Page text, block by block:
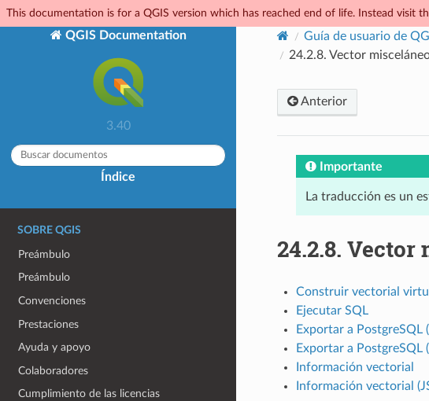
This documentation is for a QGIS version which has reached end of life. Instead visit
QGIS Documentation
3.40
Índice
SOBRE QGIS
Preámbulo
Preámbulo
Convenciones
Prestaciones
Ayuda y apoyo
Colaboradores
Cumplimiento de las licencias
Guía de usuario de
24.2.8. Vector
Anterior
Importante
La traducción es un
24.2.8. Vector
Construir vectorial
Ejecutar SQL
Exportar a PostgreSQL
Exportar a PostgreSQL
Información vectorial
Información vectorial